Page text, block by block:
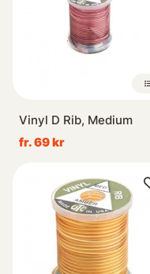
Vinyl D Rib, Medium
fr. 69 kr